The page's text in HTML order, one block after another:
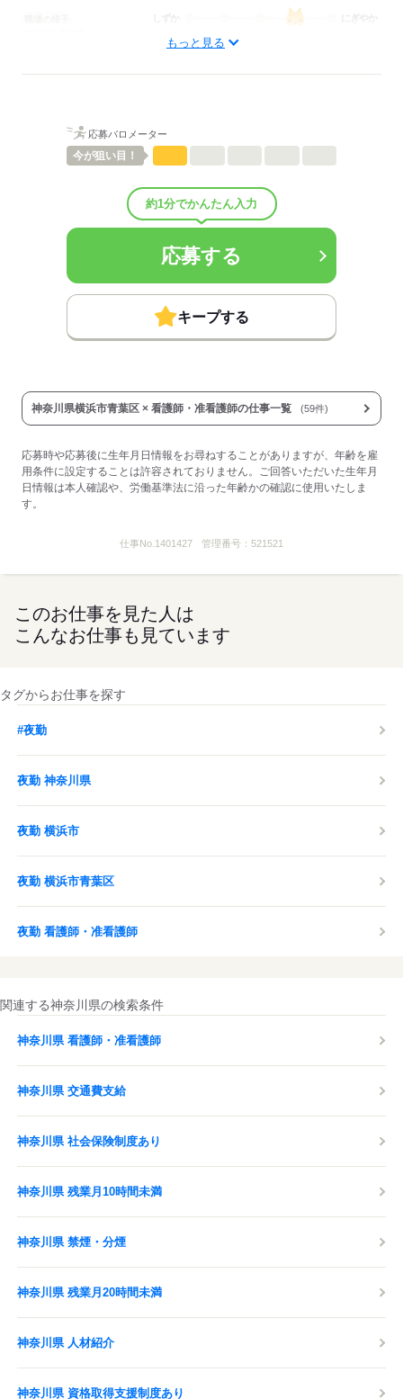
にぎやか
■退職金制度：有（勤続1年以上）
■退職金制度備考：
■試用期間の待遇変更有無：無
■試用期間中の労働条件：■その他福利厚生：
・制服貸与
・東急共済組合加入
・自己啓発支援制度
・東急ハーヴェストクラブ
・グループ団体保険制度
■その他手当：
●看護職手当：4,500円～55,000円
●住宅手当（規定あり）
●扶養手当（規定あり）
■受動喫煙防止措置：
屋内禁煙
応募する
もっと見る
応募バロメーター
今が狙い目！
約1分でかんたん入力
応募する
キープする
神奈川県横浜市青葉区 × 看護師・准看護師の仕事一覧 (59件)
応募時や応募後に生年月日情報をお尋ねすることがありますが、年齢を雇
用条件に設定することは許容されておりません。ご回答いただいた生年月
日情報は本人確認や、労働基準法に沿った年齢かの確認に使用いたしま
す。
仕事No. 1401427 管理番号： 521521
このお仕事を見た人は
こんなお仕事も見ています
タグからお仕事を探す
#夜勤
夜勤 神奈川県
夜勤 横浜市
夜勤 横浜市青葉区
夜勤 看護師・准看護師
関連する神奈川県の検索条件
神奈川県 看護師・准看護師
神奈川県 交通費支給
神奈川県 社会保険制度あり
神奈川県 残業月10時間未満
神奈川県 禁煙・分煙
神奈川県 残業月20時間未満
神奈川県 人材紹介
神奈川県 資格取得支援制度あり